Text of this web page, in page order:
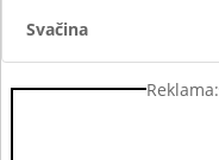
Svačina
Reklama: